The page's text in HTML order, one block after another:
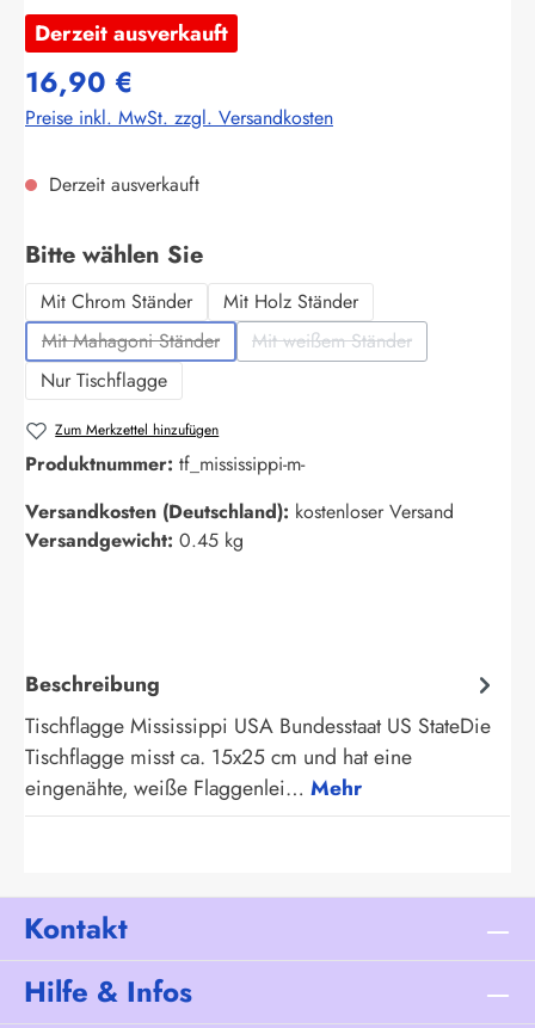
Derzeit ausverkauft
16,90 €
Preise inkl. MwSt. zzgl. Versandkosten
Derzeit ausverkauft
Bitte wählen Sieauswählen
Mit Chrom Ständer
Mit Holz Ständer
Mit Mahagoni Ständer
(Diese Option ist zurzeit nicht verfügbar.)
Mit weißem Ständer
(Diese Option ist zurzeit
Nur Tischflagge
Zum Merkzettel hinzufügen
Produktnummer: tf_mississippi-m-
Versandkosten (Deutschland): kostenloser Versand
Versandgewicht: 0.45 kg
Beschreibung
Tischflagge Mississippi USA Bundesstaat US StateDie
Tischflagge misst ca. 15x25 cm und hat eine
eingenähte, weiße Flaggenlei… Mehr
Kontakt
Hilfe & Infos